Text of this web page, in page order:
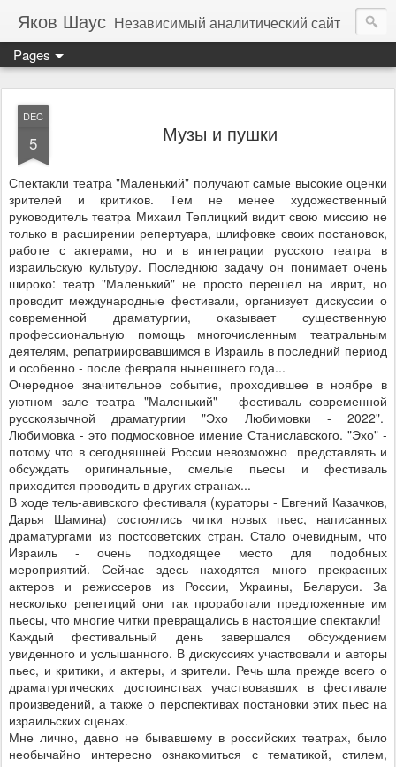
Яков Шаус Независимый аналитический сайт
Pages
DEC
5 Музы и пушки
Спектакли театра "Маленький" получают самые высокие оценки
зрителей и критиков. Тем не менее художественный
руководитель театра Михаил Теплицкий видит свою миссию не
только в расширении репертуара, шлифовке своих постановок,
работе с актерами, но и в интеграции русского театра в
израильскую культуру. Последнюю задачу он понимает очень
широко: театр "Маленький" не просто перешел на иврит, но
проводит международные фестивали, организует дискуссии о
современной драматургии, оказывает существенную
профессиональную помощь многочисленным театральным
деятелям, репатриировавшимся в Израиль в последний период
и особенно - после февраля нынешнего года...
Очередное значительное событие, проходившее в ноябре в
уютном зале театра "Маленький" - фестиваль современной
русскоязычной драматургии "Эхо Любимовки - 2022".
Любимовка - это подмосковное имение Станиславского. "Эхо" -
потому что в сегодняшней России невозможно представлять и
обсуждать оригинальные, смелые пьесы и фестиваль
приходится проводить в других странах...
В ходе тель-авивского фестиваля (кураторы - Евгений Казачков,
Дарья Шамина) состоялись читки новых пьес, написанных
драматургами из постсоветских стран. Стало очевидным, что
Израиль - очень подходящее место для подобных
мероприятий. Сейчас здесь находятся много прекрасных
актеров и режиссеров из России, Украины, Беларуси. За
несколько репетиций они так проработали предложенные им
пьесы, что многие читки превращались в настоящие спектакли!
Каждый фестивальный день завершался обсуждением
увиденного и услышанного. В дискуссиях участвовали и авторы
пьес, и критики, и актеры, и зрители. Речь шла прежде всего о
драматургических достоинствах участвовавших в фестивале
произведений, а также о перспективах постановки этих пьес на
израильских сценах.
Мне лично, давно не бывавшему в российских театрах, было
необычайно интересно ознакомиться с тематикой, стилем,